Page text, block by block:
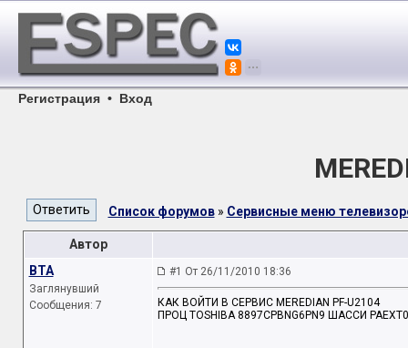
Регистрация • Вход
Список форумов» Сервисные меню
Автор
BTA
Заглянувший
Сообщения: 7
#1 От 26/11/2010 18:36
КАК ВОЙТИ В СЕРВИС MEREDIAN PF-U2104
ПРОЦ TOSHIBA 8897CPBNG6PN9 ШАССИ